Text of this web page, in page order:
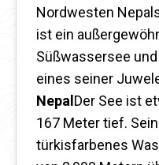
Nordwesten
ist ein
Süßwassersee
eines seiner
Nepal Der See ist
167 Meter tief.
türkisfarbenes